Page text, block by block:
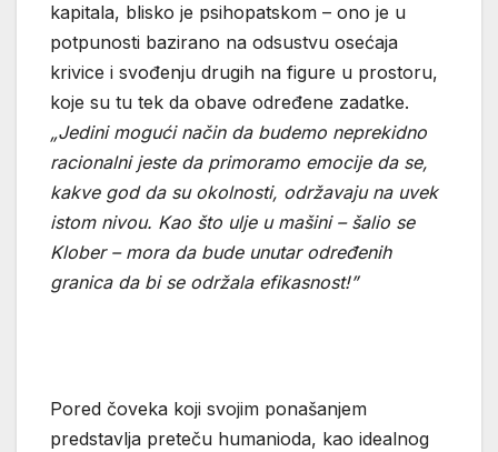
kapitala, blisko je psihopatskom – ono je u
potpunosti bazirano na odsustvu osećaja
krivice i svođenju drugih na figure u prostoru,
koje su tu tek da obave određene zadatke.
„Jedini mogući način da budemo neprekidno
racionalni jeste da primoramo emocije da se,
kakve god da su okolnosti, održavaju na uvek
istom nivou. Kao što ulje u mašini – šalio se
Klober – mora da bude unutar određenih
granica da bi se održala efikasnost!”
Pored čoveka koji svojim ponašanjem
predstavlja preteču humanioda, kao idealnog